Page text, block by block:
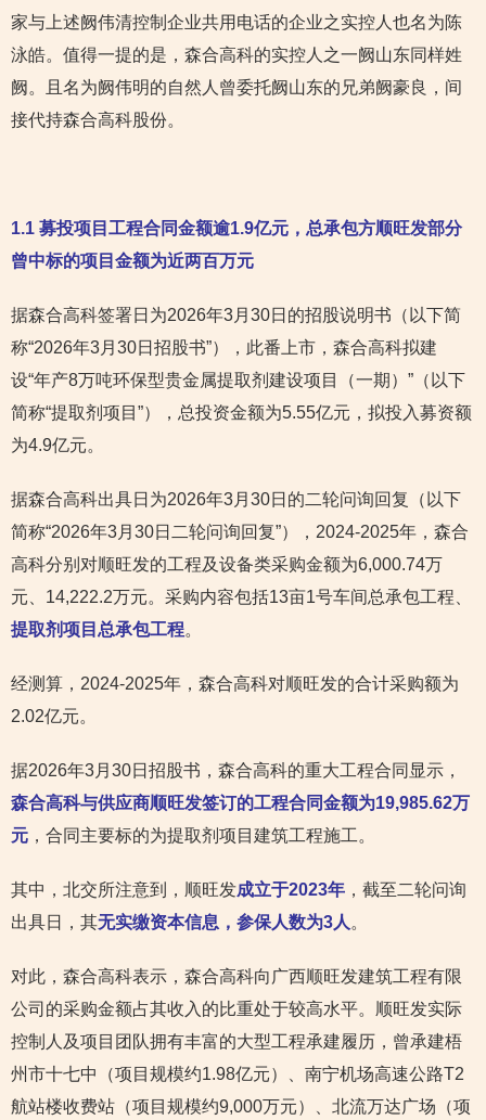
家与上述阙伟清控制企业共用电话的企业之实控人也名为陈
泳皓。值得一提的是，森合高科的实控人之一阙山东同样姓
阙。且名为阙伟明的自然人曾委托阙山东的兄弟阙豪良，间
接代持森合高科股份。
1.1 募投项目工程合同金额逾1.9亿元，总承包方顺旺发部分
曾中标的项目金额为近两百万元
据森合高科签署日为2026年3月30日的招股说明书（以下简
称“2026年3月30日招股书”），此番上市，森合高科拟建
设“年产8万吨环保型贵金属提取剂建设项目（一期）”（以下
简称“提取剂项目”），总投资金额为5.55亿元，拟投入募资额
为4.9亿元。
据森合高科出具日为2026年3月30日的二轮问询回复（以下
简称“2026年3月30日二轮问询回复”），2024-2025年，森合
高科分别对顺旺发的工程及设备类采购金额为6,000.74万
元、14,222.2万元。采购内容包括13亩1号车间总承包工程、
提取剂项目总承包工程。
经测算，2024-2025年，森合高科对顺旺发的合计采购额为
2.02亿元。
据2026年3月30日招股书，森合高科的重大工程合同显示，
森合高科与供应商顺旺发签订的工程合同金额为19,985.62万
元 ，合同主要标的为提取剂项目建筑工程施工。
其中，北交所注意到，顺旺发成立于2023年 ，截至二轮问询
出具日，其无实缴资本信息，参保人数为3人 。
对此，森合高科表示，森合高科向广西顺旺发建筑工程有限
公司的采购金额占其收入的比重处于较高水平。顺旺发实际
控制人及项目团队拥有丰富的大型工程承建履历，曾承建梧
州市十七中（项目规模约1.98亿元）、南宁机场高速公路T2
航站楼收费站（项目规模约9,000万元）、北流万达广场（项